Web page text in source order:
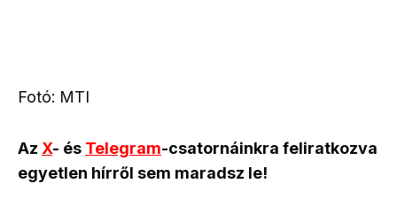
Fotó: MTI
Az X- és Telegram-csatornáinkra feliratkozva
egyetlen hírről sem maradsz le!